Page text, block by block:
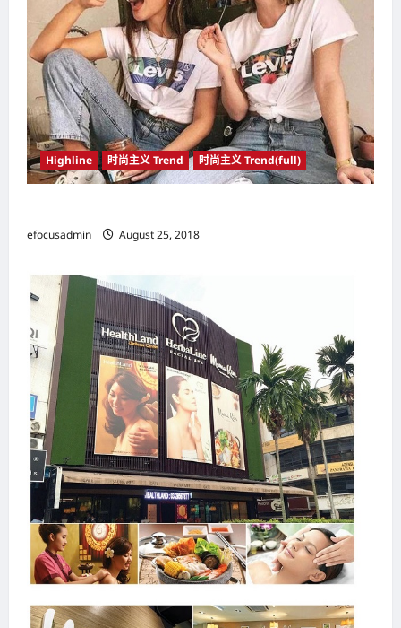
i
o
Highline 时尚主义 Trend 时尚主义 Trend(full)
efocusadmin August 25, 2018